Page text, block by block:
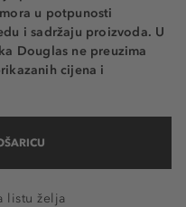
u potpunosti
i sadržaju proizvoda. U
Douglas ne preuzima
cijena i
listu želja